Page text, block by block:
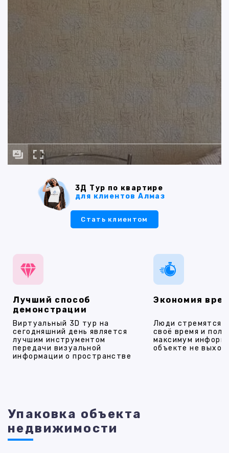
3Д Тур по квартире
для клиентов Алмаз
Стать клиентом
Лучший способ
демонстрации
Виртуальный 3D тур на
сегодняшний день является
лучшим инструментом
передачи визуальной
информации о пространстве
Экономия
Люди стремятся
своё время и
максимум
объекте не
Упаковка объекта
недвижимости